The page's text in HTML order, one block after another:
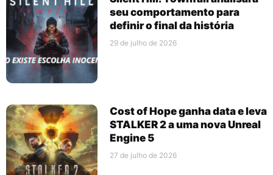
seu comportamento para
definir o final da história
29 de julho de 2026
Cost of Hope ganha data e leva
STALKER 2 a uma nova Unreal
Engine 5
27 de julho de 2026